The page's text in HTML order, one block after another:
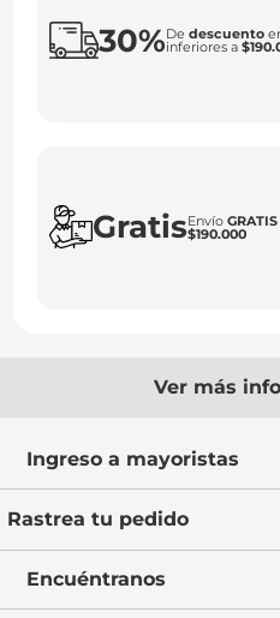
30%Dedescuento
inferiores a
GratisEnvíoGRATIS
$190.000
Ver más
Ingreso a mayoristas
Rastrea tu pedido
Encuéntranos